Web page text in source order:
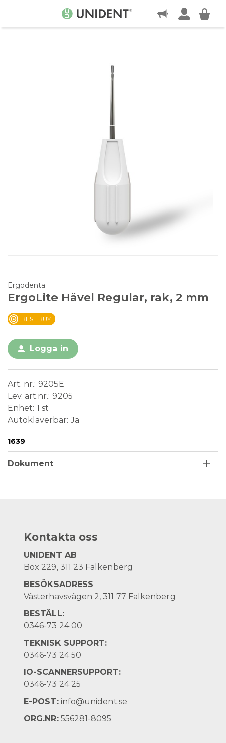
Menu
KONTAKT
Ergodenta
ErgoLite Hävel Regular, rak, 2 mm
BEST BUY
Logga in
Art. nr. 9205E
Lev. art.nr. 9205
Enhet 1 st
Autoklaverbar Ja
Medical Device
1639
Dokument
Kontakta oss
UNIDENT AB
Box 229, 311 23 Falkenberg
BESÖKSADRESS
Västerhavsvägen 2, 311 77 Falkenberg
BESTÄLL:
0346-73 24 00
TEKNISK SUPPORT:
0346-73 24 50
IO-SCANNERSUPPORT:
0346-73 24 25
E-POST: info@unident.se
ORG.NR: 556281-8095